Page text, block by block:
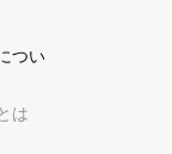
つい
は